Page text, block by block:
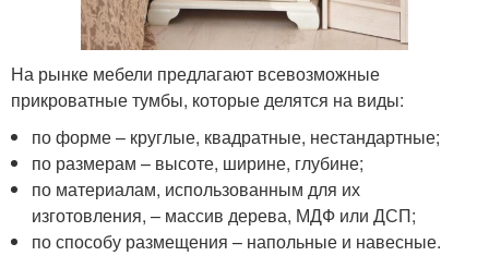
На рынке мебели предлагают всевозможные
прикроватные тумбы, которые делятся на виды:
по форме – круглые, квадратные, нестандартные;
по размерам – высоте, ширине, глубине;
по материалам, использованным для их
изготовления, – массив дерева, МДФ или ДСП;
по способу размещения – напольные и навесные.